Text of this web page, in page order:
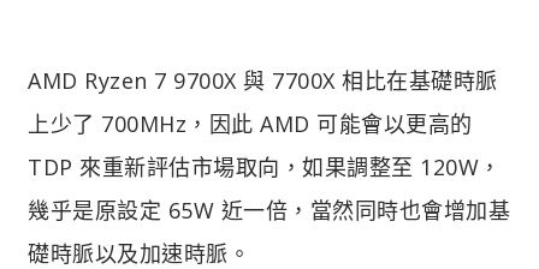
AMD Ryzen 7 9700X 與 7700X 相比在基礎時脈
上少了 700MHz，因此 AMD 可能會以更高的
TDP 來重新評估市場取向，如果調整至 120W，
幾乎是原設定 65W 近一倍，當然同時也會增加基
礎時脈以及加速時脈。